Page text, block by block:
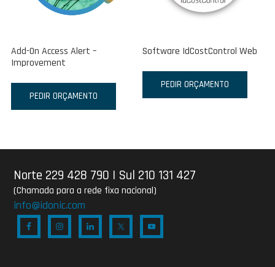
Add-On Access Alert –
Improvement
PEDIR ORÇAMENTO
Software IdCostControl Web
PEDIR ORÇAMENTO
Norte 229 428 790 | Sul 210 131 427
(Chamada para a rede fixa nacional)
info@idonic.com